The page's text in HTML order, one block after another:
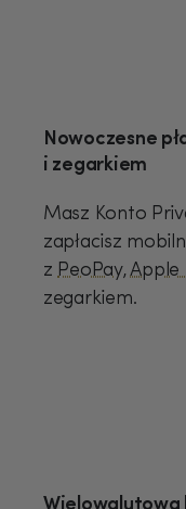
Nowoczesne
i zegarkiem
Masz Konto
zapłacisz
zPeoPay,Apple
zegarkiem.